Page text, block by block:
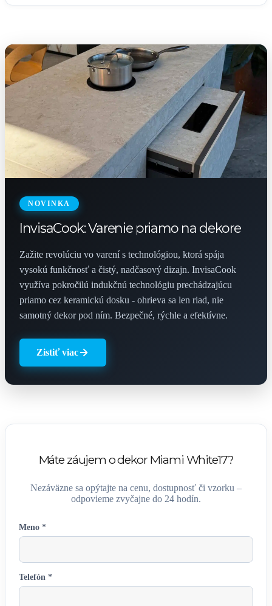
NOVINKA
InvisaCook: Varenie priamo na dekore
Zažite revolúciu vo varení s technológiou, ktorá spája
vysokú funkčnosť a čistý, nadčasový dizajn. InvisaCook
využíva pokročilú indukčnú technológiu prechádzajúcu
priamo cez keramickú dosku - ohrieva sa len riad, nie
samotný dekor pod ním. Bezpečné, rýchle a efektívne.
Zistiť viac
Máte záujem o dekor Miami White17?
Nezáväzne sa opýtajte na cenu, dostupnosť či vzorku –
odpovieme zvyčajne do 24 hodín.
Meno *
Telefón *